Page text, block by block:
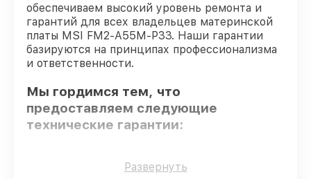
обеспечиваем высокий уровень ремонта и
гарантий для всех владельцев материнской
платы MSI FM2-A55M-P33. Наши гарантии
базируются на принципах профессионализма
и ответственности.
Мы гордимся тем, что
предоставляем следующие
технические гарантии:
Использование оригинальных
Развернуть